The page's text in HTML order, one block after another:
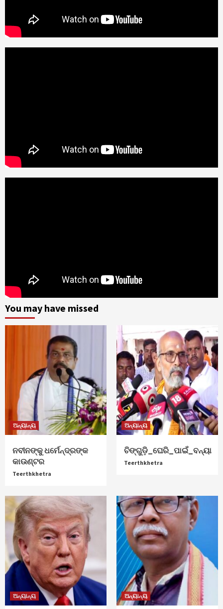
You may have missed
ଅନ୍ୟାନ୍ୟ
ନବୀନଙ୍କୁ ଧର୍ମେନ୍ଦ୍ରଙ୍କ
କାଉଣ୍ଟର
Teerthkhetra
ଅନ୍ୟାନ୍ୟ
ଚିଙ୍ଗୁଡ଼ି_ଘେରି_ପାଇଁ_ବନ୍ୟା
Teerthkhetra
ଅନ୍ୟାନ୍ୟ ଅନ୍ୟାନ୍ୟ